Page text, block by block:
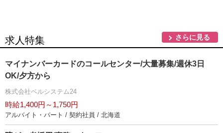
求人特集 さらに見る
マイナンバーカードのコールセンター/大量募集/週休3日
OK/夕方から
株式会社ベルシステム24
時給1,400円～1,750円
アルバイト・パート / 契約社員 / 北海道